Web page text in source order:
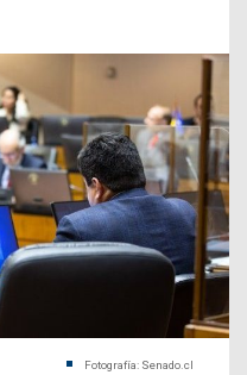
Fotografía: Senado.cl